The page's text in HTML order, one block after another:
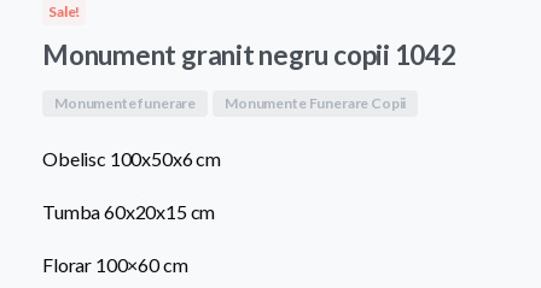
fost:
18.000,00 MDL.
Sale!
Monument granit negru copii 1042
Monumente funerare Monumente Funerare Copii
Obelisc 100x50x6 cm
Tumba 60x20x15 cm
Florar 100×60 cm